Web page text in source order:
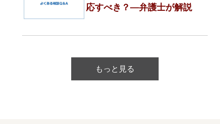
応すべき？―弁護士が解説
もっと見る